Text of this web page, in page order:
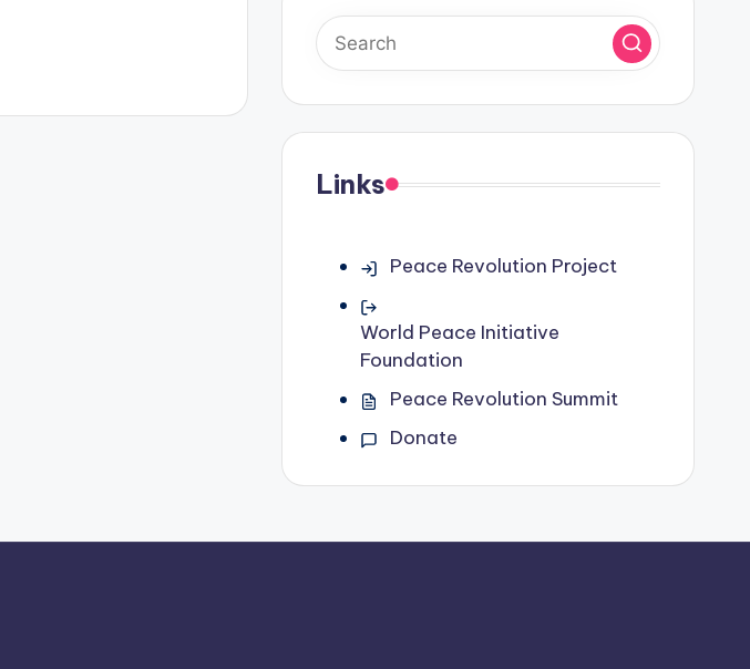
Links
Peace Revolution Project
World Peace Initiative
Foundation
Peace Revolution Summit
Donate